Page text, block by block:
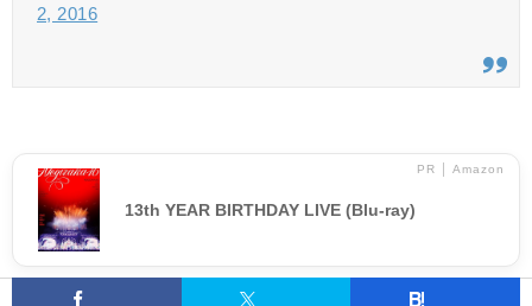
2, 2016
PR │ Amazon
13th YEAR BIRTHDAY LIVE (Blu-ray)